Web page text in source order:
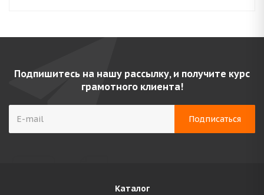
Подпишитесь на нашу рассылку, и получите курс
грамотного клиента!
Каталог